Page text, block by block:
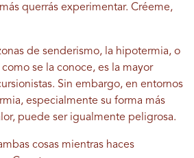
querrás experimentar. Créeme,
de senderismo, la hipotermia, o
se la conoce, es la mayor
Sin embargo, en entornos
especialmente su forma más
puede ser igualmente peligrosa.
cosas mientras haces